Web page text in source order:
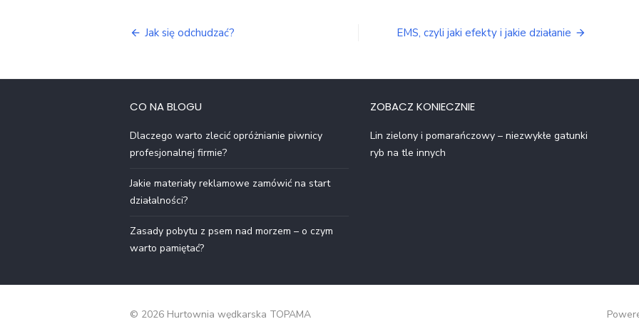
Nawigacja
Jak się odchudzać? EMS, czyli jaki efekty i jakie działanie
CO NA BLOGU
Dlaczego warto zlecić opróżnianie piwnicy
profesjonalnej firmie?
Jakie materiały reklamowe zamówić na start
działalności?
Zasady pobytu z psem nad morzem – o czym
warto pamiętać?
ZOBACZ KONIECZNIE
Lin zielony i pomarańczowy – niezwykłe gatunki
ryb na tle innych
© 2026 Hurtownia wędkarska TOPAMA